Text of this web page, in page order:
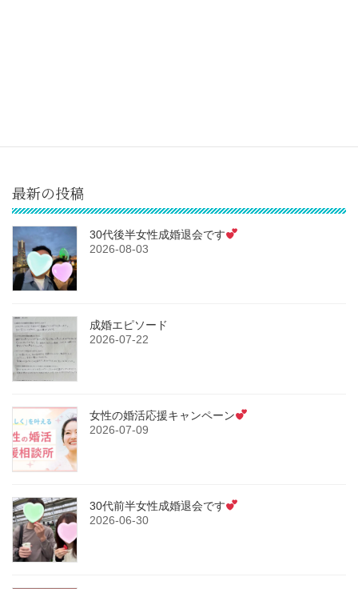
2023-02-01
最新の投稿
30代後半女性成婚退会です
2026-08-03
成婚エピソード
2026-07-22
女性の婚活応援キャンペーン
2026-07-09
30代前半女性成婚退会です
2026-06-30